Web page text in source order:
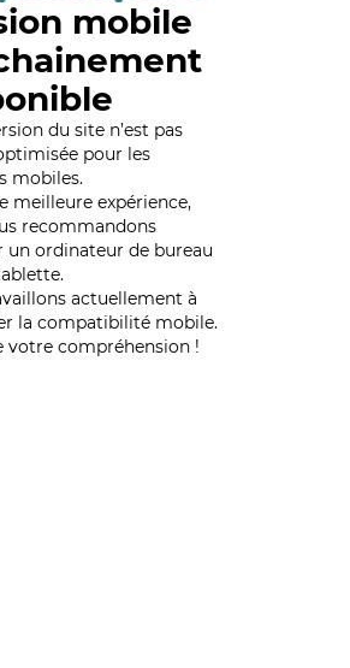
mobile
du site n’est pas
pour les
mobiles.
meilleure expérience,
recommandons
un ordinateur de bureau
actuellement à
la compatibilité mobile.
votre compréhension !